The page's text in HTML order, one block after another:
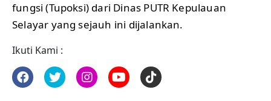
fungsi (Tupoksi) dari Dinas PUTR Kepulauan
Selayar yang sejauh ini dijalankan.
Ikuti Kami :